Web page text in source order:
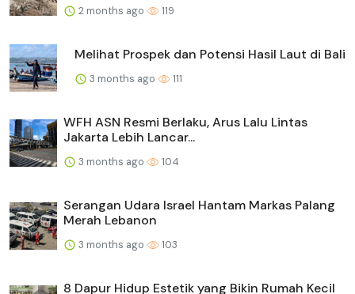
2 months ago 119
Melihat Prospek dan Potensi Hasil Laut di Bali
3 months ago 111
WFH ASN Resmi Berlaku, Arus Lalu Lintas
Jakarta Lebih Lancar...
3 months ago 104
Serangan Udara Israel Hantam Markas Palang
Merah Lebanon
3 months ago 103
8 Dapur Hidup Estetik yang Bikin Rumah Kecil